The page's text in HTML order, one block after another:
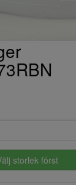
storlek först